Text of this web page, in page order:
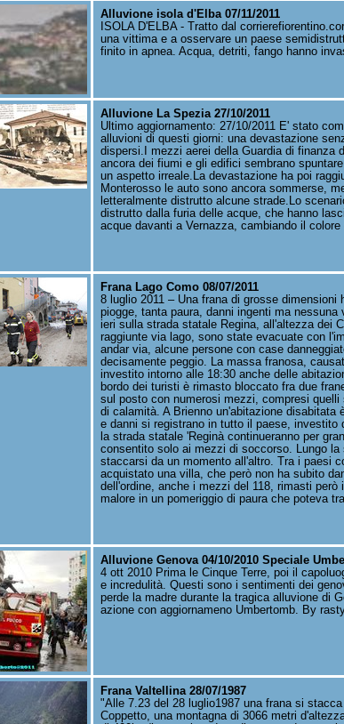
Alluvione isola d'Elba 07/11/2011
ISOLA D'ELBA - Tratto dal
una vittima e a osservare un paese
finito in apnea. Acqua, detriti, fango hanno
Alluvione La Spezia 27/10/2011
Ultimo aggiornamento: 27/10/2011 E' stato
alluvioni di questi giorni: una devastazione
dispersi.I mezzi aerei della Guardia di finanza
ancora dei fiumi e gli edifici sembrano
un aspetto irreale.La devastazione ha poi
Monterosso le auto sono ancora sommerse,
letteralmente distrutto alcune strade.Lo
distrutto dalla furia delle acque, che hanno
acque davanti a Vernazza, cambiando il
Frana Lago Como 08/07/2011
8 luglio 2011 – Una frana di grosse
piogge, tanta paura, danni ingenti ma
ieri sulla strada statale Regina, all'altezza dei
raggiunte via lago, sono state evacuate con
andar via, alcune persone con case
decisamente peggio. La massa franosa,
investito intorno alle 18:30 anche delle
bordo dei turisti è rimasto bloccato fra due
sul posto con numerosi mezzi, compresi
di calamità. A Brienno un'abitazione
e danni si registrano in tutto il paese, investito
la strada statale 'Reginà continueranno per
consentito solo ai mezzi di soccorso. Lungo
staccarsi da un momento all'altro. Tra i paesi
acquistato una villa, che però non ha subito
dell'ordine, anche i mezzi del 118, rimasti
malore in un pomeriggio di paura che poteva
Alluvione Genova 04/10/2010 Speciale
4 ott 2010 Prima le Cinque Terre, poi il
e incredulità. Questi sono i sentimenti dei
perde la madre durante la tragica alluvione di
azione con aggiornameno Umbertomb. By
Frana Valtellina 28/07/1987
"Alle 7.23 del 28 luglio1987 una frana si
Coppetto, una montagna di 3066 metri